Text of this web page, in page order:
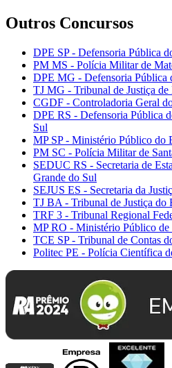
Outros Concursos
DPE SP - Defensoria Pública
PM MS - Polícia Militar de
DPE MG - Defensoria Pública
TJ MG - Tribunal de Justiça de
CGDF - Controladoria Geral
DPE RS - Defensoria Pública
Sul
MP SP - Ministério Público do
PM SC - Polícia Militar de
SEDUC RS - Secretaria de
Grande do Sul
SEJUS ES - Secretaria da
TJ BA - Tribunal de Justiça do
TRF 3 - Tribunal Regional
MP RO - Ministério Público de
TCE SP - Tribunal de Contas
Politec PE - Polícia Científica